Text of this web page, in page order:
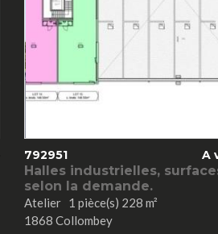
792951 A
Halles industrielles,
selon la demande.
Atelier 1 pièce(s) 228 m²
1868 Collombey